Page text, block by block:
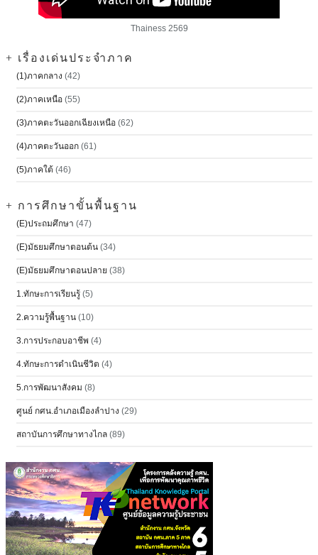
Thainess 2569
+ เรื่องเด่นประจำภาค
(1)ภาคกลาง (42)
(2)ภาคเหนือ (55)
(3)ภาคตะวันออกเฉียงเหนือ (62)
(4)ภาคตะวันออก (61)
(5)ภาคใต้ (46)
+ การศึกษาขั้นพื้นฐาน
(E)ประถมศึกษา (47)
(E)มัธยมศึกษาตอนต้น (34)
(E)มัธยมศึกษาตอนปลาย (38)
1.ทักษะการเรียนรู้ (5)
2.ความรู้พื้นฐาน (10)
3.การประกอบอาชีพ (4)
4.ทักษะการดำเนินชีวิต (4)
5.การพัฒนาสังคม (8)
ศูนย์ กศน.อำเภอเมืองลำปาง (29)
สถาบันการศึกษาทางไกล (89)